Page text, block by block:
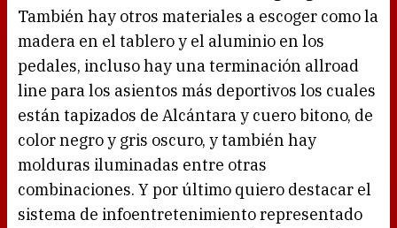
También hay otros materiales a escoger como la
madera en el tablero y el aluminio en los
pedales, incluso hay una terminación allroad
line para los asientos más deportivos los cuales
están tapizados de Alcántara y cuero bitono, de
color negro y gris oscuro, y también hay
molduras iluminadas entre otras
combinaciones. Y por último quiero destacar el
sistema de infoentretenimiento representado